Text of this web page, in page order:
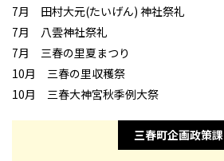
7月 田村大元(たいげん) 神社祭礼
7月 八雲神社祭礼
7月 三春の里夏まつり
10月 三春の里収穫祭
10月 三春大神宮秋季例大祭
三春町企画政策課